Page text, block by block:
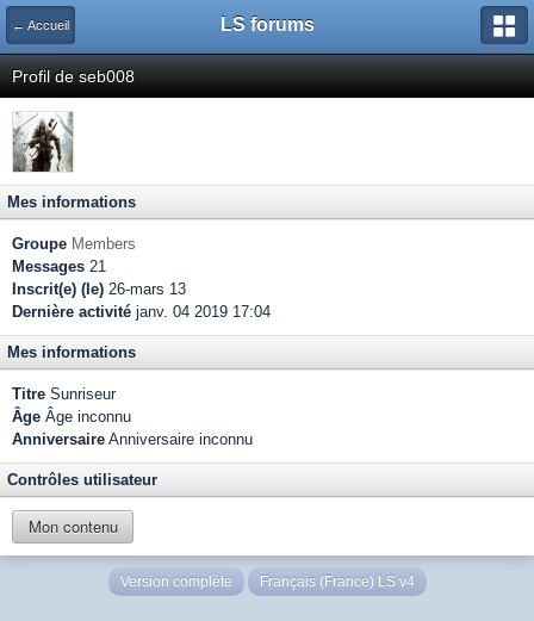
← Accueil LS forums
Profil de seb008
Mes informations
Groupe Members
Messages 21
Inscrit(e) (le) 26-mars 13
Dernière activité janv. 04 2019 17:04
Mes informations
Titre Sunriseur
Âge Âge inconnu
Anniversaire Anniversaire inconnu
Contrôles utilisateur
Mon contenu
Version complète Français (France) LS v4